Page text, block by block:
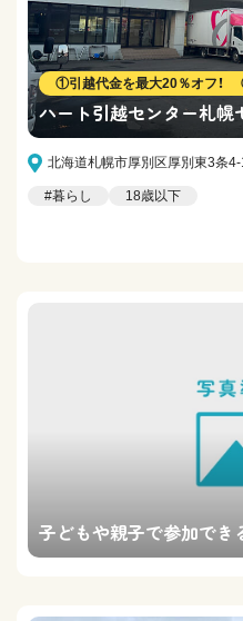
①引越代金を最大20％オフ！
ハート引越センター札幌
北海道札幌市厚別区厚別東3条
#暮らし 18歳以下
子どもや親子で参加でき